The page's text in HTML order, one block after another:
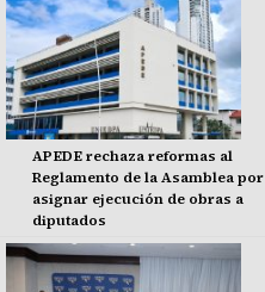
APEDE rechaza reformas al
Reglamento de la Asamblea por
asignar ejecución de obras a
diputados